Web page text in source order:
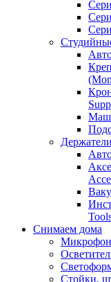
Снимаем дома
Стойки,